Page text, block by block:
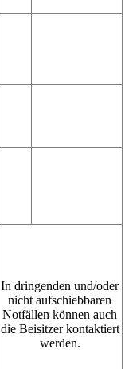
In dringenden und/oder
nicht aufschiebbaren
Notfällen können auch
die Beisitzer kontaktiert
werden.